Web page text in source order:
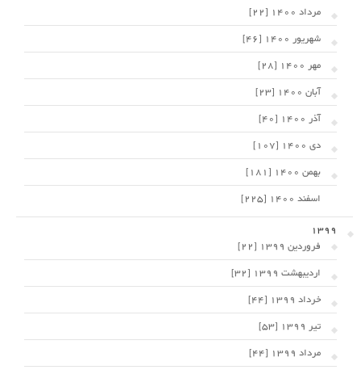
مرداد 1400 [22]
شهریور 1400 [46]
مهر 1400 [28]
آبان 1400 [23]
آذر 1400 [40]
دی 1400 [107]
بهمن 1400 [181]
اسفند 1400 [225]
1399
فروردین 1399 [22]
اردیبهشت 1399 [32]
خرداد 1399 [44]
تیر 1399 [53]
مرداد 1399 [44]